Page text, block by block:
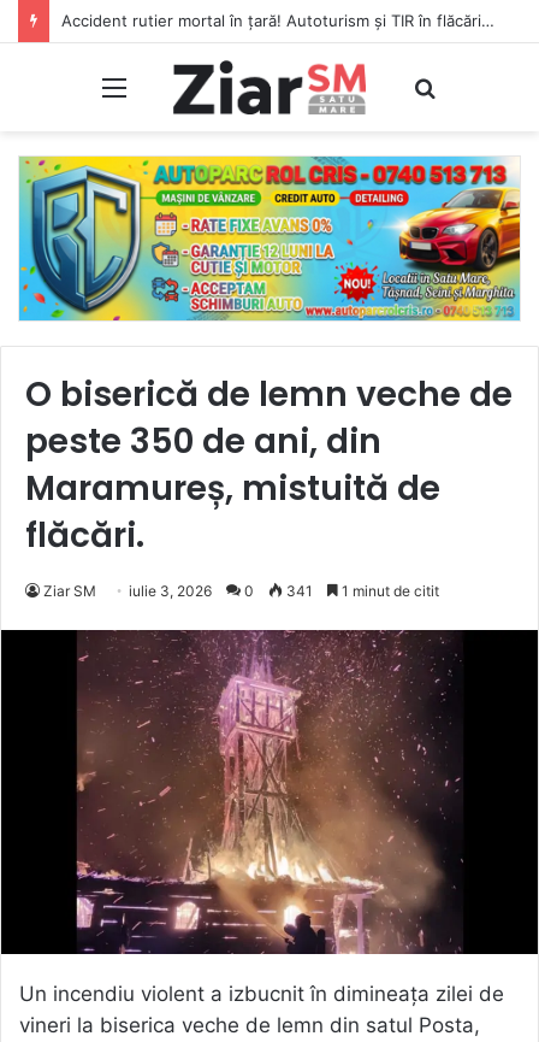
Accident rutier mortal în țară! Autoturism și TIR în flăcări, șofer carbonizat!
Meniu
O biserică de lemn veche de
peste 350 de ani, din
Maramureș, mistuită de
flăcări.
Ziar SM iulie 3, 2026 0 341 1 minut de citit
Un incendiu violent a izbucnit în dimineața zilei de
vineri la biserica veche de lemn din satul Posta,